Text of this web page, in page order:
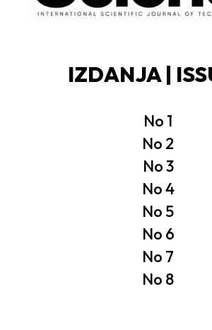
IZDANJA |
No 1
No 2
No 3
No 4
No 5
No 6
No 7
No 8